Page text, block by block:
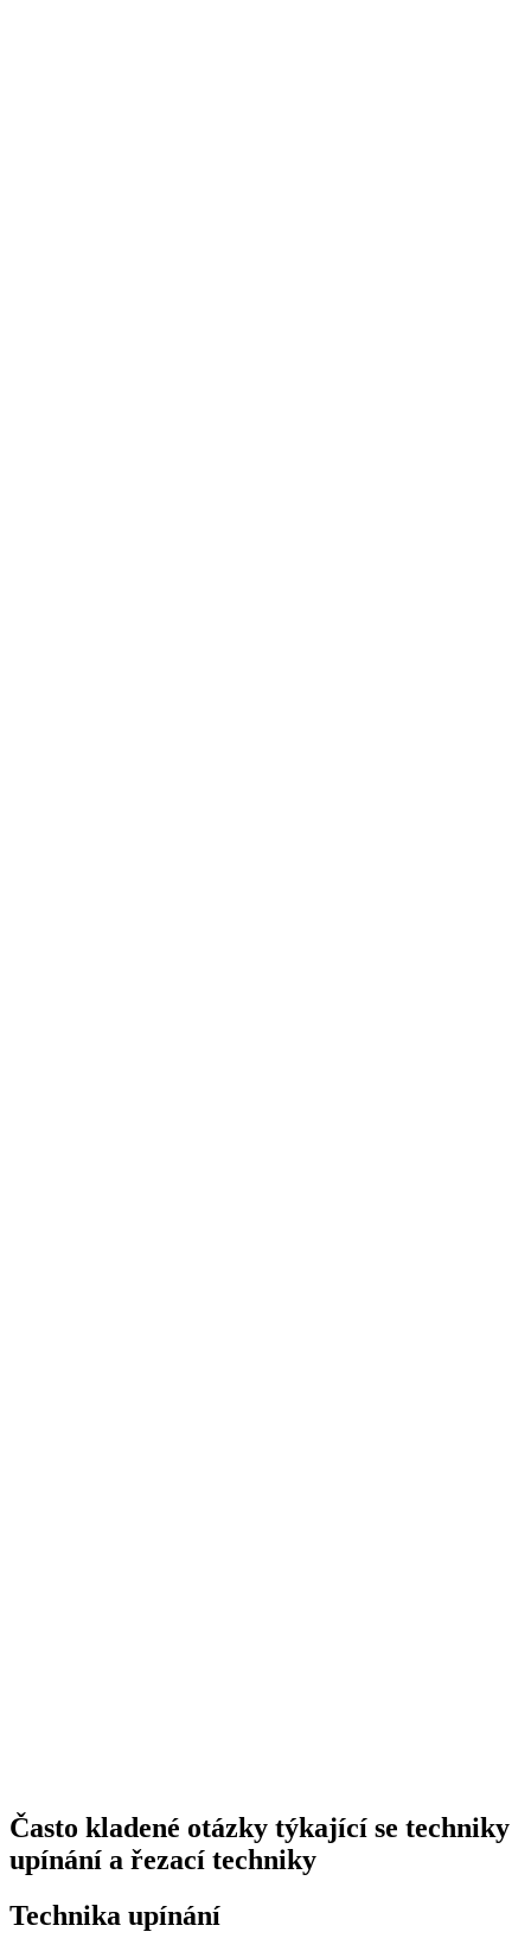
Často kladené otázky týkající se techniky
upínání a řezací techniky
Technika upínání